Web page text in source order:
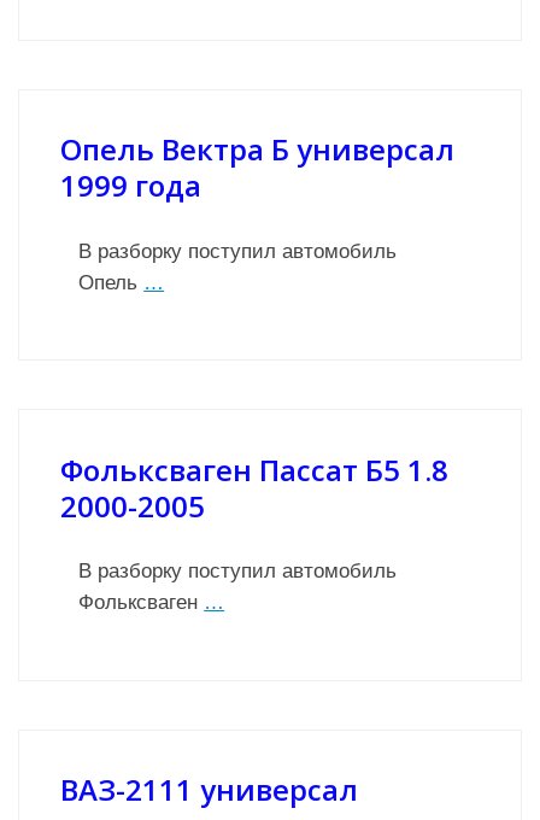
Опель Вектра Б универсал
1999 года
В разборку поступил автомобиль
Опель …
Фольксваген Пассат Б5 1.8
2000-2005
В разборку поступил автомобиль
Фольксваген …
ВАЗ-2111 универсал